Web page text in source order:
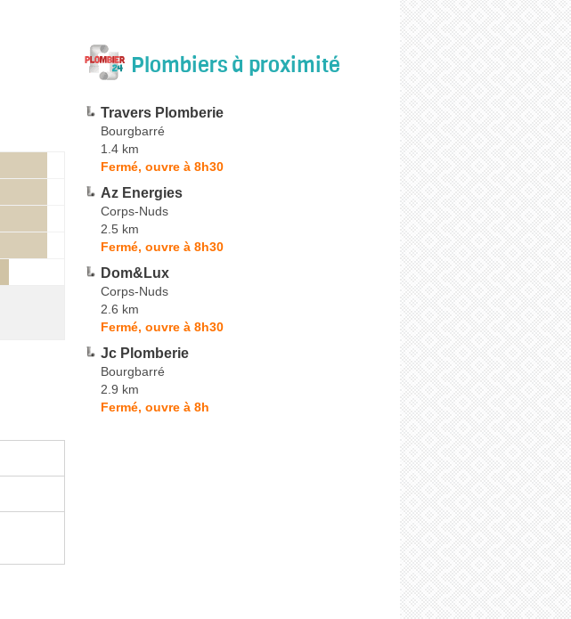
Plombiers à proximité
Travers Plomberie
Bourgbarré
1.4 km
Fermé, ouvre à 8h30
Az Energies
Corps-Nuds
2.5 km
Fermé, ouvre à 8h30
Dom&Lux
Corps-Nuds
2.6 km
Fermé, ouvre à 8h30
Jc Plomberie
Bourgbarré
2.9 km
Fermé, ouvre à 8h